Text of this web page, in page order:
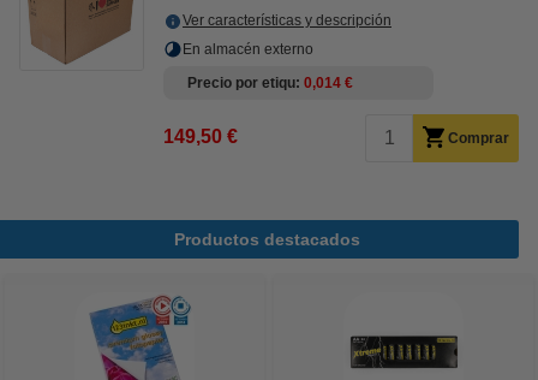
Ver características y descripción
En almacén externo
Precio por etiqu 0,014 €
149,50 € Comprar
Productos destacados